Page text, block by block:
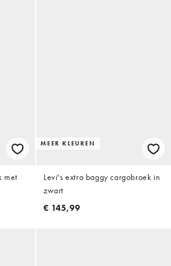
met
MEER KLEUREN
Levi's extra baggy cargobroek in
zwart
€ 145,99